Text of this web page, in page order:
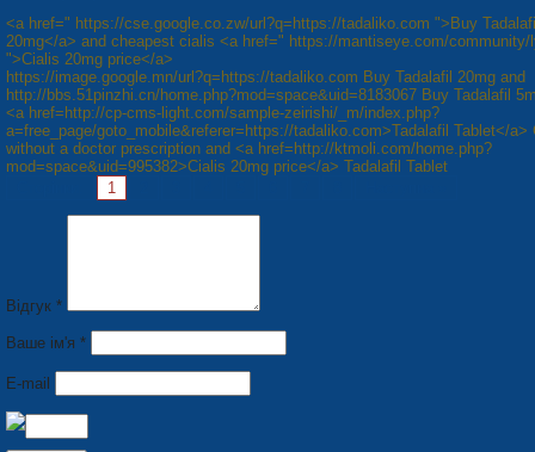
<a href=" https://cse.google.co.zw/url?q=https://tadaliko.com ">Buy
20mg</a> and cheapest cialis <a href=" https://mantiseye.com/community/
">Cialis 20mg price</a>
https://image.google.mn/url?q=https://tadaliko.com Buy Tadalafil 20mg and
http://bbs.51pinzhi.cn/home.php?mod=space&uid=8183067 Buy Tadalafil
<a href=http://cp-cms-light.com/sample-zeirishi/_m/index.php?
a=free_page/goto_mobile&referer=https://tadaliko.com>Tadalafil Tablet</a>
without a doctor prescription and <a href=http://ktmoli.com/home.php?
mod=space&uid=995382>Cialis 20mg price</a> Tadalafil Tablet
1
Відгук *
Ваше ім'я *
E-mail